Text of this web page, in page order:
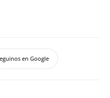
en Google